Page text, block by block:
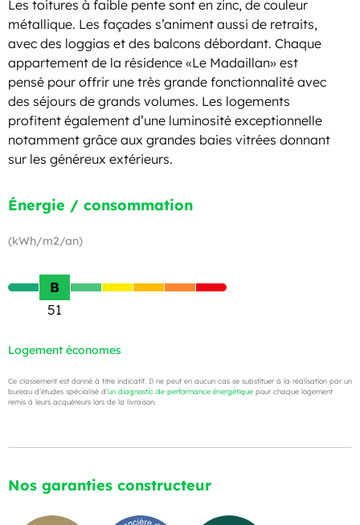
Les toitures à faible pente sont en zinc, de couleur
métallique. Les façades s’animent aussi de retraits,
avec des loggias et des balcons débordant. Chaque
appartement de la résidence «Le Madaillan» est
pensé pour offrir une très grande fonctionnalité avec
des séjours de grands volumes. Les logements
profitent également d’une luminosité exceptionnelle
notamment grâce aux grandes baies vitrées donnant
sur les généreux extérieurs.
Énergie / consommation
(kWh/m2/an)
B
51
Logement économes
Ce classement est donné à titre indicatif. Il ne peut en aucun cas se substituer à la réalisation par un
bureau d’études spécialisé d’un diagnostic de performance énergétique pour chaque logement
remis à leurs acquéreurs lors de la livraison.
Nos garanties constructeur